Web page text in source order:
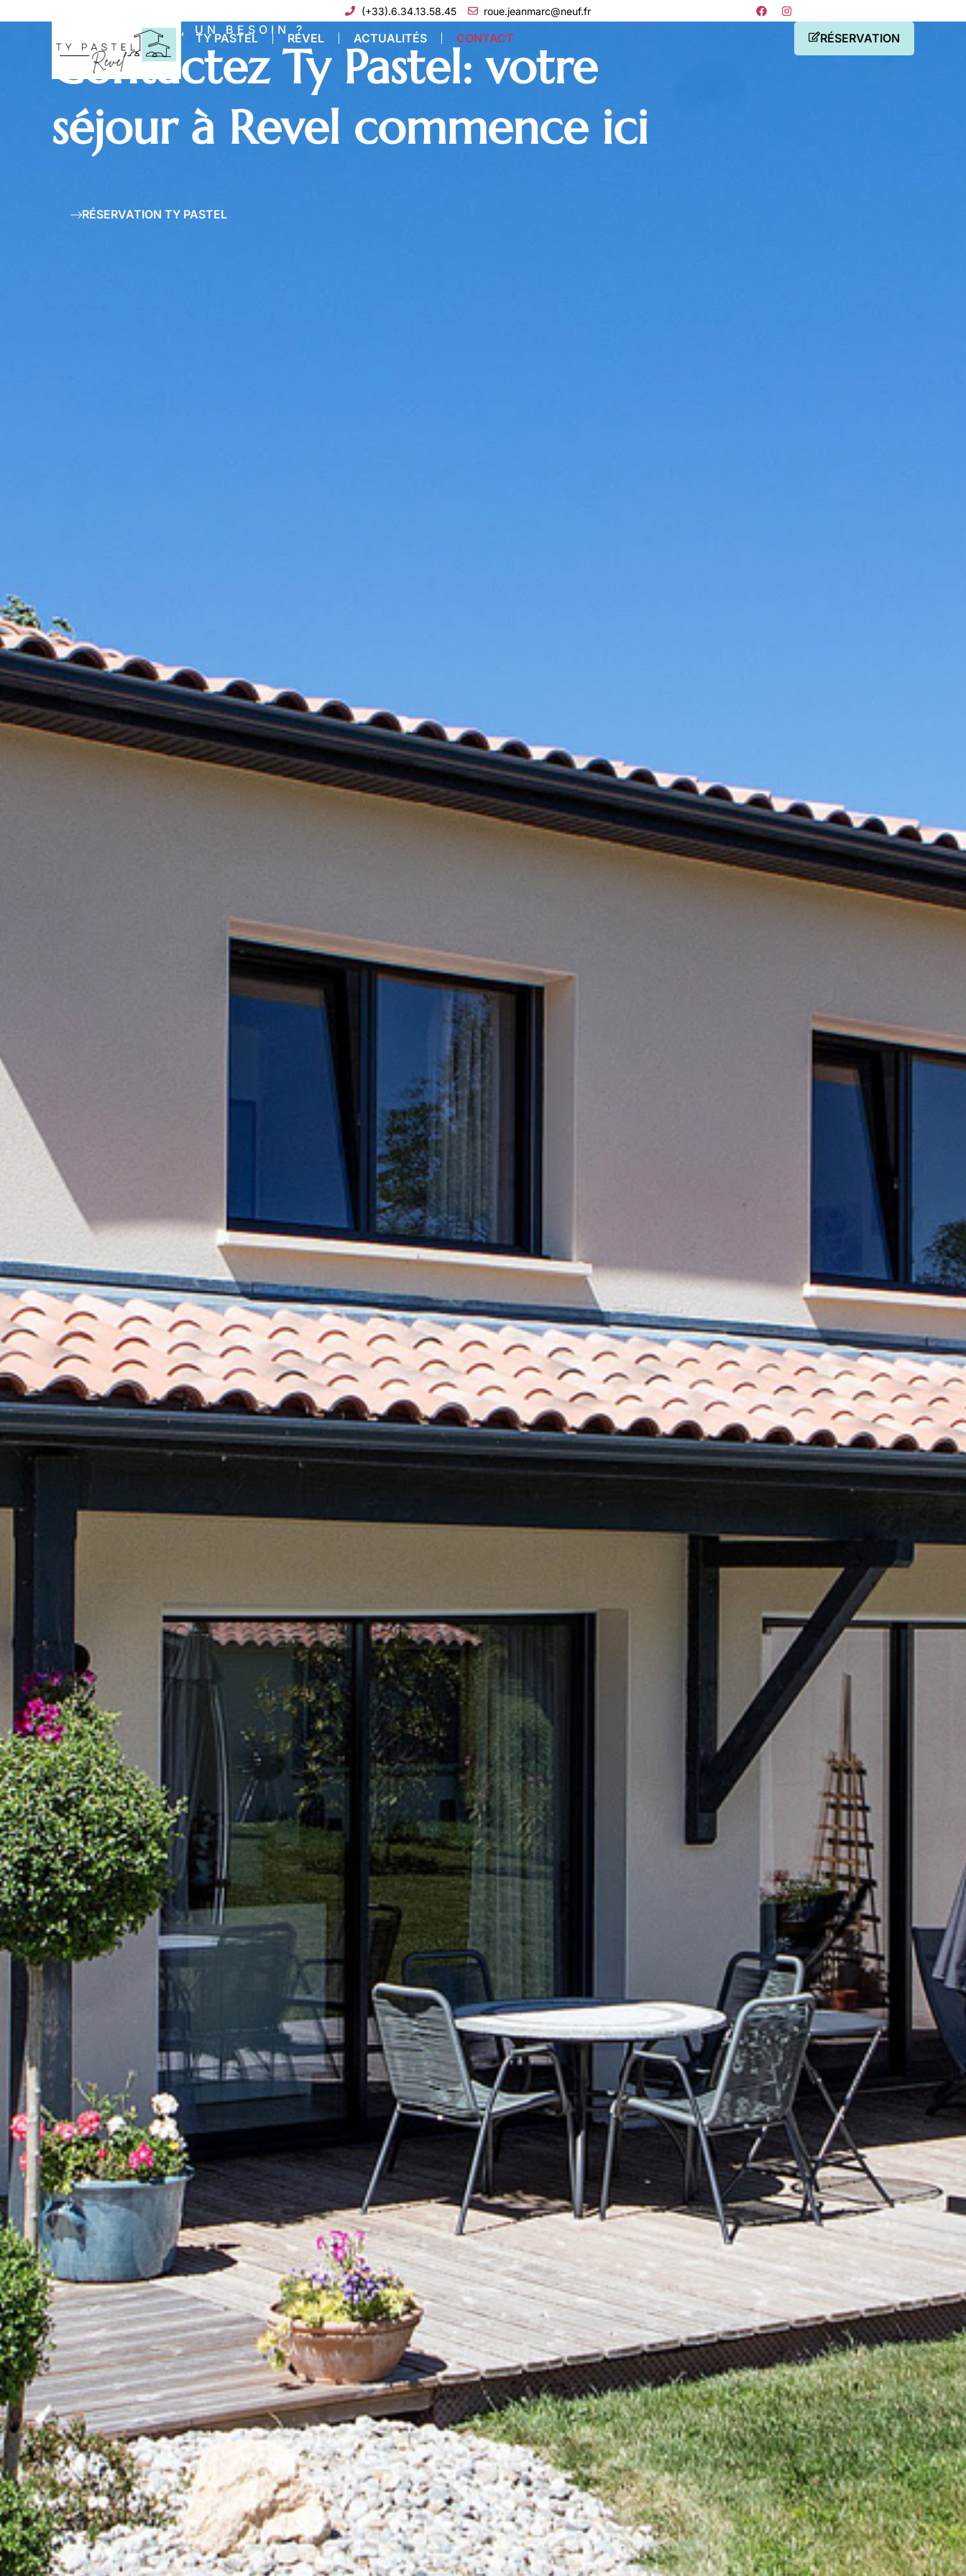
(+33).6.34.13.58.45 roue.jeanmarc@neuf.fr
TY PASTEL REVEL ACTUALITÉS CONTACT RÉSERVATION
UNE QUESTION, UN BESOIN ?
Contactez Ty Pastel: votre
séjour à Revel commence ici
RÉSERVATION TY PASTEL